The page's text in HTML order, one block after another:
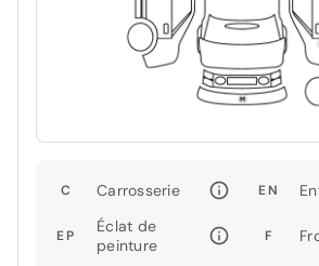
C Carrosserie EN
EP
Éclat de
peinture
F